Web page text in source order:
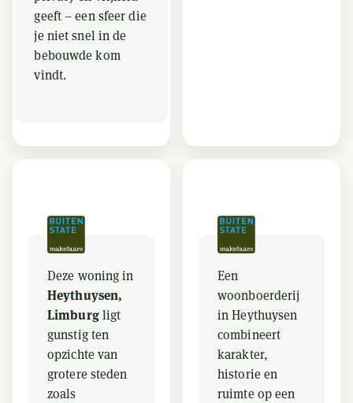
geeft – een sfeer die
je niet snel in de
bebouwde kom
vindt.
Deze woning in
Heythuysen,
Limburgligt
gunstig ten
opzichte van
grotere steden
zoals
Een
woonboerderij
in Heythuysen
combineert
karakter,
historie en
ruimte op een